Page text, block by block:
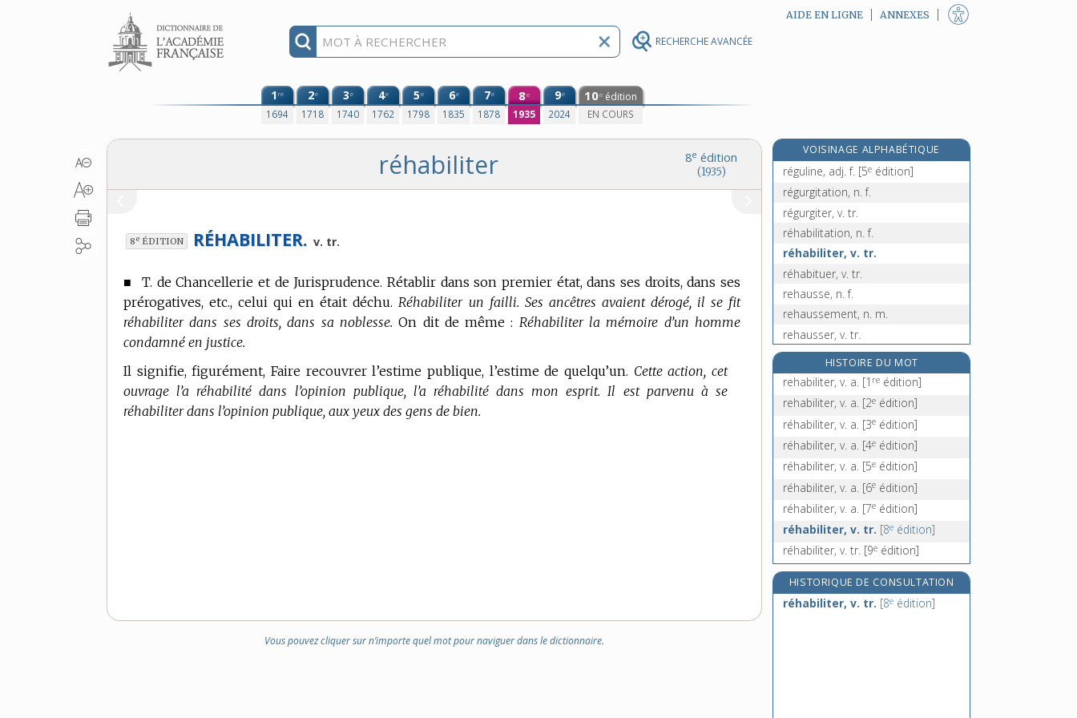
RECHERCHE AVANCÉE
Aller au contenu AIDE EN LIGNE ANNEXES
1re
1694
2e
1718
3e
1740
4e
1762
5e
1798
6e
1835
7e
1878
8e
1935
9e
2024
10e édition
EN COURS
8e édition
(1935)
réhabiliter
8e ÉDITION RÉHABILITER. v. tr.
■T. de Chancellerie et de Jurisprudence. Rétablir dans son premier état, dans ses droits, dans ses
prérogatives, etc., celui qui en était déchu. Réhabiliter un failli. Ses ancêtres avaient dérogé, il se fit
réhabiliter dans ses droits, dans sa noblesse. On dit de même : Réhabiliter la mémoire d’un homme
condamné en justice.
Il signifie, figurément, Faire recouvrer l’estime publique, l’estime de quelqu’un. Cette action, cet
ouvrage l’a réhabilité dans l’opinion publique, l’a réhabilité dans mon esprit. Il est parvenu à se
réhabiliter dans l’opinion publique, aux yeux des gens de bien.
Vous pouvez cliquer sur n’importe quel mot pour naviguer dans le dictionnaire.
VOISINAGE ALPHABÉTIQUE
régulièrement, adv.
réguline, adj. f. [5e édition]
régurgitation, n. f.
régurgiter, v. tr.
réhabilitation, n. f.
réhabiliter, v. tr.
réhabituer, v. tr.
rehausse, n. f.
rehaussement, n. m.
rehausser, v. tr.
rehausseur, n. m.
rehaut, n. m.
réhoboam, n. m.
HISTOIRE DU MOT
rehabiliter, v. a. [1 re édition]
rehabiliter, v. a. [2e édition]
réhabiliter, v. a. [3e édition]
réhabiliter, v. a. [4e édition]
réhabiliter, v. a. [5e édition]
réhabiliter, v. a. [6e édition]
réhabiliter, v. a. [7e édition]
réhabiliter, v. tr. [8e édition]
réhabiliter, v. tr. [9e édition]
HISTORIQUE DE CONSULTATION
réhabiliter, v. tr. [8e édition]